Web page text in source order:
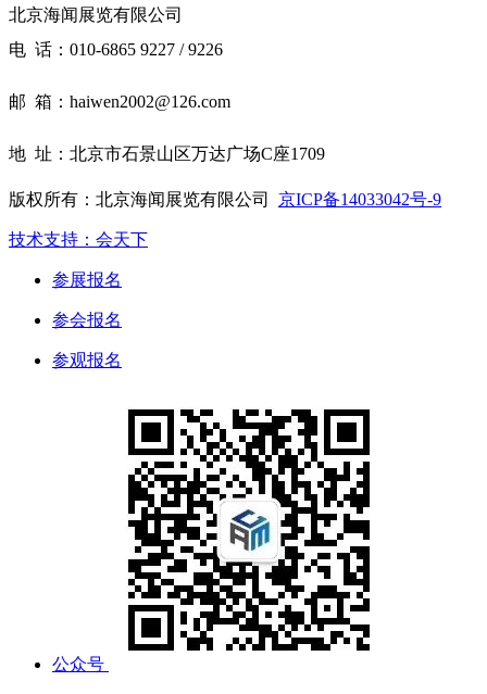
北京海闻展览有限公司
电 话：010-6865 9227 / 9226
邮 箱：haiwen2002@126.com
地 址：北京市石景山区万达广场C座1709
版权所有：北京海闻展览有限公司 京ICP备14033042号-9
技术支持：会天下
参展报名
参会报名
参观报名
公众号